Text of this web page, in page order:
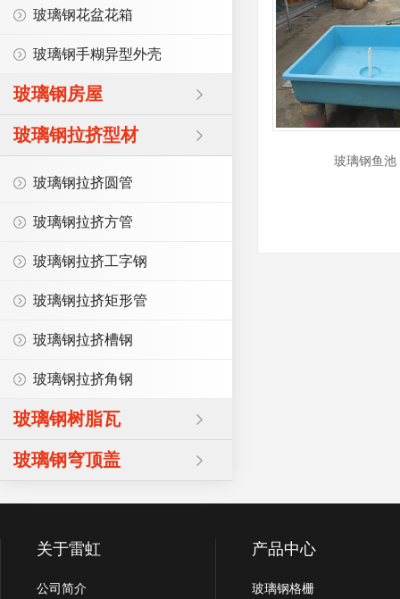
玻璃钢花盆花箱
玻璃钢手糊异型外壳
玻璃钢房屋
玻璃钢拉挤型材
玻璃钢拉挤圆管
玻璃钢拉挤方管
玻璃钢拉挤工字钢
玻璃钢拉挤矩形管
玻璃钢拉挤槽钢
玻璃钢拉挤角钢
玻璃钢树脂瓦
玻璃钢穹顶盖
玻璃钢鱼池
关于雷虹
公司简介
产品中心
玻璃钢格栅